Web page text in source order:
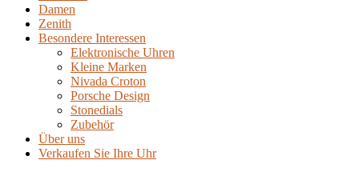
Damen
Zenith
Besondere Interessen
Elektronische Uhren
Kleine Marken
Nivada Croton
Porsche Design
Stonedials
Zubehör
Über uns
Verkaufen Sie Ihre Uhr